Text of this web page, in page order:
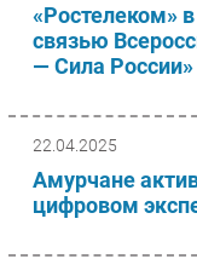
«Ростелеком»
связью
— Сила России»
22.04.2025
Амурчане
цифровом